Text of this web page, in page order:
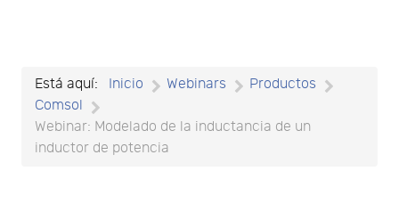
Está aquí: Inicio Webinars
Productos
Comsol
Webinar: Modelado de la inductancia de un
inductor de potencia